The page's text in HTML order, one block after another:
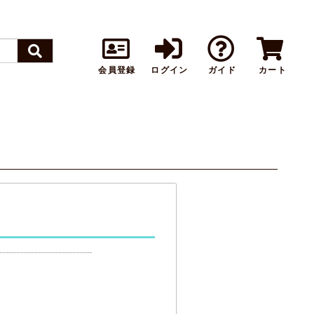
会員登録 ログイン ガイド カート